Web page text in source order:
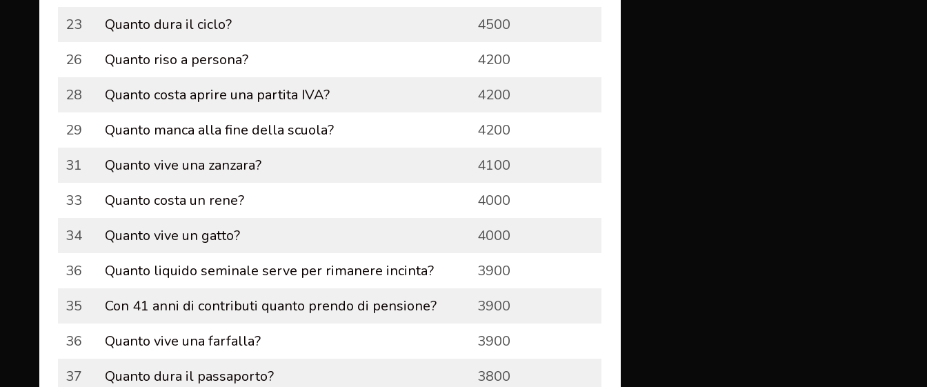
23
Quanto dura il ciclo?
4500
26
Quanto riso a persona?
4200
28
Quanto costa aprire una partita IVA?
4200
29
Quanto manca alla fine della scuola?
4200
31
Quanto vive una zanzara?
4100
33
Quanto costa un rene?
4000
34
Quanto vive un gatto?
4000
36
Quanto liquido seminale serve per rimanere incinta?
3900
35
Con 41 anni di contributi quanto prendo di pensione?
3900
36
Quanto vive una farfalla?
3900
37
Quanto dura il passaporto?
3800